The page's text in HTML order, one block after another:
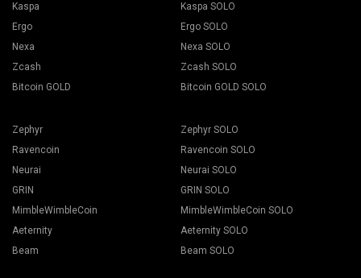
Kaspa
Ergo
Nexa
Zcash
Bitcoin GOLD
Kaspa SOLO
Ergo SOLO
Nexa SOLO
Zcash SOLO
Bitcoin GOLD SOLO
Zephyr
Ravencoin
Neurai
GRIN
MimbleWimbleCoin
Aeternity
Beam
Zephyr SOLO
Ravencoin SOLO
Neurai SOLO
GRIN SOLO
MimbleWimbleCoin SOLO
Aeternity SOLO
Beam SOLO